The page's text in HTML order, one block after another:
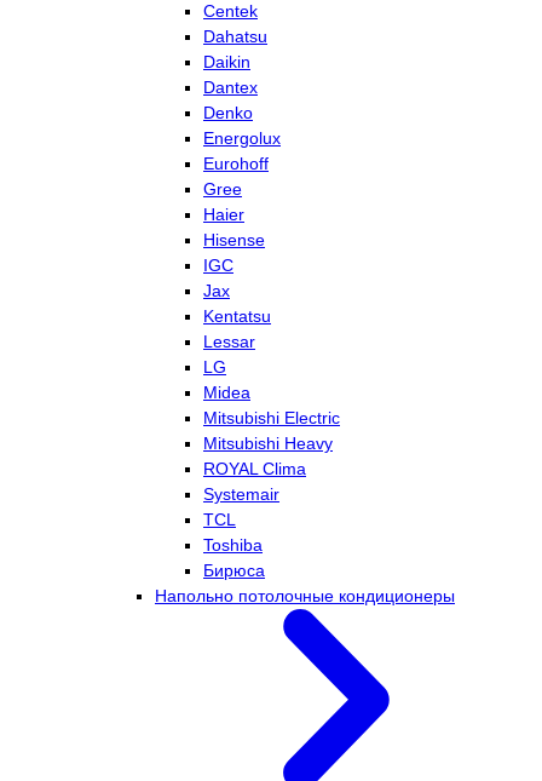
Centek
Dahatsu
Daikin
Dantex
Denko
Energolux
Eurohoff
Gree
Haier
Hisense
IGC
Jax
Kentatsu
Lessar
LG
Midea
Mitsubishi Electric
Mitsubishi Heavy
ROYAL Clima
Systemair
TCL
Toshiba
Бирюса
Напольно потолочные кондиционеры